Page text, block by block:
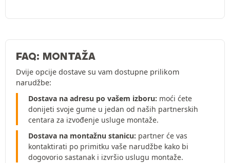
FAQ: MONTAŽA
Dvije opcije dostave su vam dostupne prilikom
narudžbe:
Dostava na adresu po vašem izboru: moći ćete
donijeti svoje gume u jedan od naših partnerskih
centara za izvođenje usluge montaže.
Dostava na montažnu stanicu: partner će vas
kontaktirati po primitku vaše narudžbe kako bi
dogovorio sastanak i izvršio uslugu montaže.